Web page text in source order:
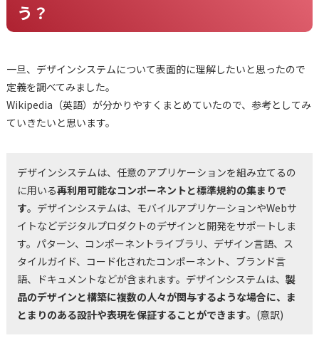
う？
一旦、デザインシステムについて表面的に理解したいと思ったので
定義を調べてみました。
Wikipedia（英語）が分かりやすくまとめていたので、参考としてみ
ていきたいと思います。
デザインシステムは、任意のアプリケーションを組み立てるの
に用いる再利用可能なコンポーネントと標準規約の集まりで
す。デザインシステムは、モバイルアプリケーションやWebサ
イトなどデジタルプロダクトのデザインと開発をサポートしま
す。パターン、コンポーネントライブラリ、デザイン言語、ス
タイルガイド、コード化されたコンポーネント、ブランド言
語、ドキュメントなどが含まれます。デザインシステムは、 製
品のデザインと構築に複数の人々が関与するような場合に、ま
とまりのある設計や表現を保証することができます。(意訳)